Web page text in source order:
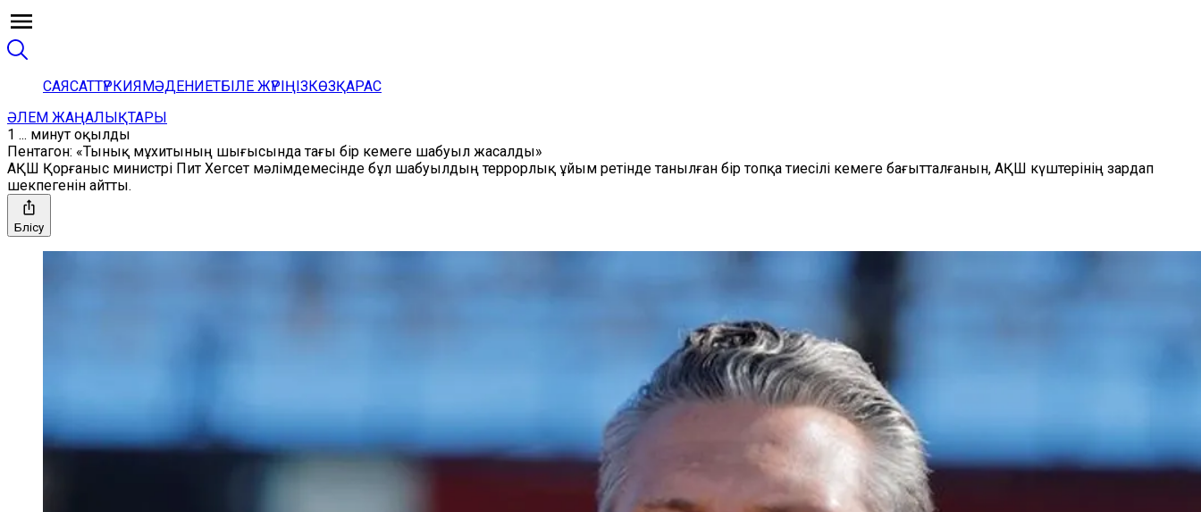
САЯСАТТҮРКИЯМӘДЕНИЕТБІЛЕ ЖҮРІҢІЗКӨЗҚАРАС
ӘЛЕМ ЖАҢАЛЫҚТАРЫ
1 ... минут оқылды
Пентагон: «Тынық мұхитының шығысында тағы бір кемеге шабуыл жасалды»
АҚШ Қорғаныс министрі Пит Хегсет мәлімдемесінде бұл шабуылдың террорлық ұйым ретінде танылған бір топқа тиесілі кемеге бағытталғанын, АҚШ күштерінің зардап
шекпегенін айтты.
Бөлісу